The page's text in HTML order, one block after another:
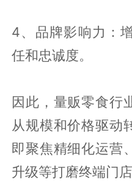
4、品牌影响力：
任和忠诚度。
因此，量贩零食行
从规模和价格驱动
即聚焦精细化运营
升级等打磨终端门店